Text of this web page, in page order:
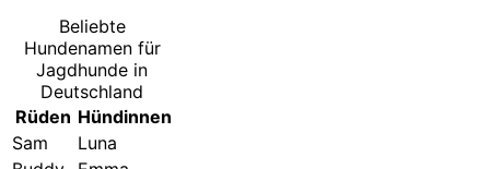
Beliebte
Hundenamen für
Jagdhunde in
Deutschland
Rüden Hündinnen
Sam
Luna